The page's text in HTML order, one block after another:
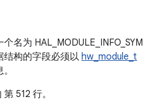
名为 HAL_MODULE_INFO_SYM
结构的字段必须以 hw_module_t
第 512 行。